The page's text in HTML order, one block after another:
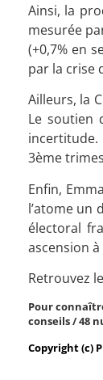
Ainsi, la
mesurée
(+0,7% en
par la crise
Ailleurs, la
Le soutien
incertitude.
3ème
Enfin,
l’atome un
électoral
ascension
Retrouvez
Pour
conseils / 48
Copyright (c)